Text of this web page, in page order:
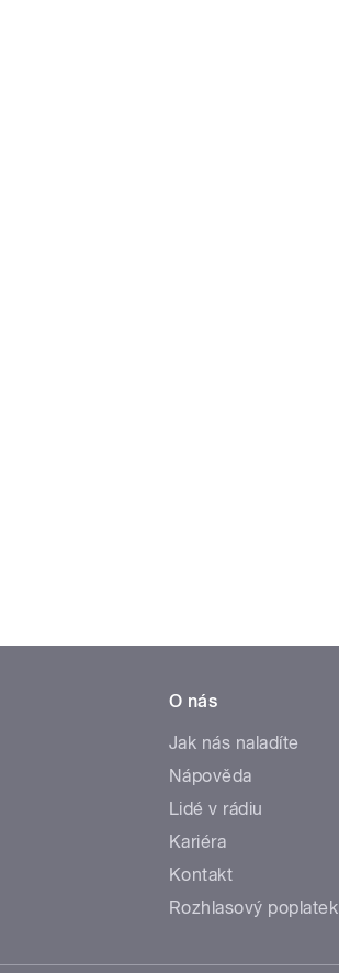
O nás
Jak nás naladíte
Nápověda
Lidé v rádiu
Kariéra
Kontakt
Rozhlasový poplatek